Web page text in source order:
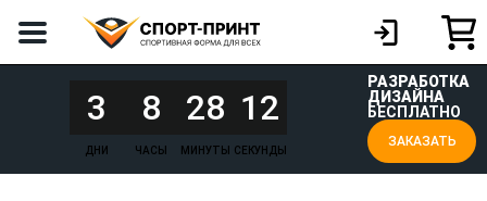
3
ДНИ
8
ЧАСЫ
28
МИНУТЫ
12
СЕКУНДЫ
РАЗРАБОТКА
ДИЗАЙНА
БЕСПЛАТНО
ЗАКАЗАТЬ